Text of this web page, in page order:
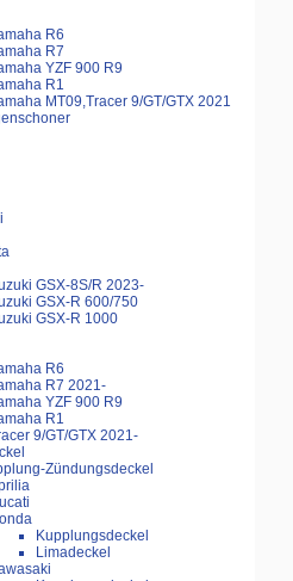
R6
R7
YZF 900 R9
R1
MT09,Tracer 9/GT/GTX 2021
GSX-8S/R 2023-
GSX-R 600/750
GSX-R 1000
R6
R7 2021-
YZF 900 R9
R1
9/GT/GTX 2021-
Zündungsdeckel
Kupplungsdeckel
Limadeckel